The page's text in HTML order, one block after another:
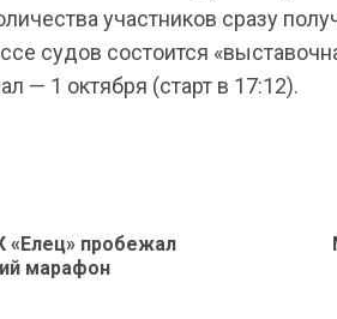
участников сразу
судов состоится
— 1 октября (старт в 17:12).
«Елец» пробежал
марафон